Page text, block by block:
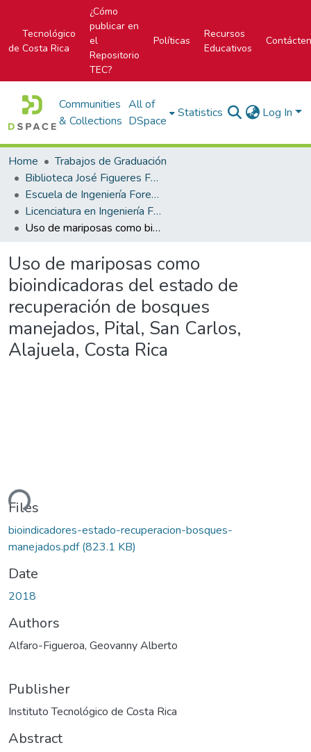
Tecnológico
de Costa Rica
¿Cómo
publicar en
el
Repositorio
TEC?
Políticas
Recursos
Educativos
Communities
& Collections
All of
DSpace
Statistics Log In
Home
Trabajos de Graduación
Biblioteca José Figueres Ferrer
Escuela de Ingeniería Forestal
Licenciatura en Ingeniería Forestal
Uso de mariposas como bioindicadoras del estado de recuperación de bosques manejados, Pital, San Carlos, Alajuela, Costa Rica
Uso de mariposas como
bioindicadoras del estado de
recuperación de bosques
manejados, Pital, San Carlos,
Alajuela, Costa Rica
Files
bioindicadores-estado-recuperacion-bosques-
manejados.pdf(823.1 KB)
Date
2018
Authors
Alfaro-Figueroa, Geovanny Alberto
Publisher
Instituto Tecnológico de Costa Rica
Abstract